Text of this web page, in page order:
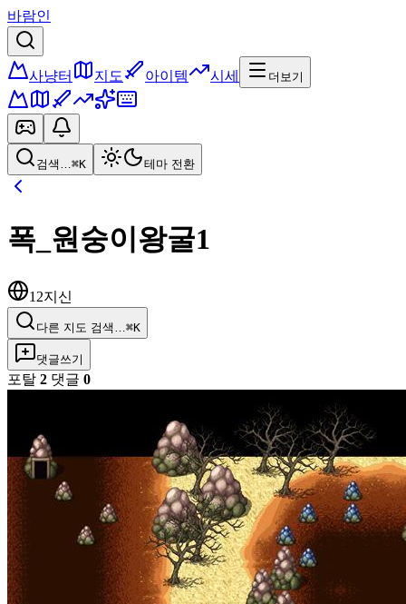
바람인
사냥터 지도 아이템 시세 더보기
검색…⌘K 테마 전환
폭_원숭이왕굴1
12지신
다른 지도 검색… ⌘K
댓글쓰기
포탈 2 댓글 0